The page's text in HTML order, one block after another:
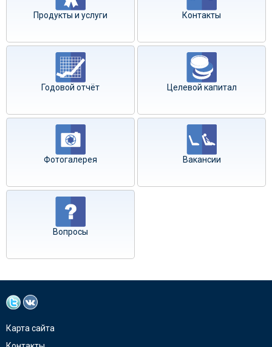
Продукты и услуги Контакты
Годовой отчёт Целевой капитал
Фотогалерея Вакансии
Вопросы
Карта сайта